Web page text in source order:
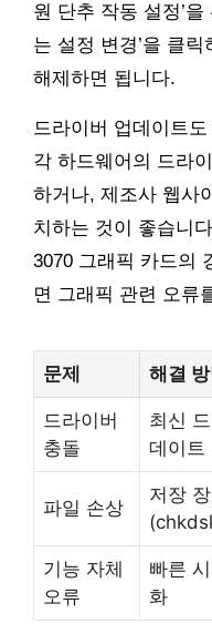
원 단추 작동 설정’
는 설정 변경’을 클릭
해제하면 됩니다.
드라이버 업데이트
각 하드웨어의 드라
하거나, 제조사 웹사
치하는 것이 좋습니
3070 그래픽 카드의
면 그래픽 관련 오류
문제 해결 방
드라이버
충돌
최신
데이트
파일 손상
저장
기능 자체
오류
빠른
화